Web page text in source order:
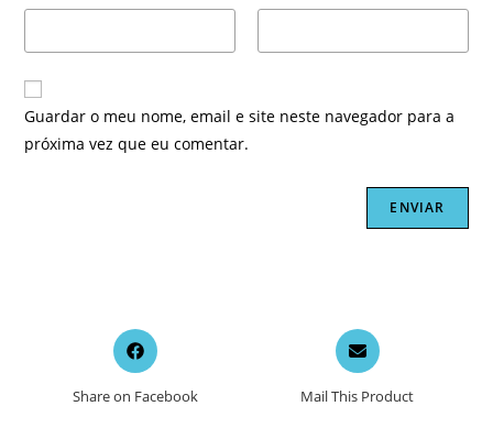
Guardar o meu nome, email e site neste navegador para a
próxima vez que eu comentar.
Opens
in
new
Share on Facebook
Opens
in
a
new
Mail This Product